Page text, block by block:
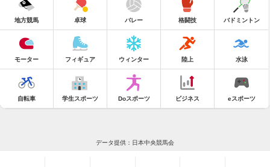
地方競馬 卓球 バレー 格闘技 バドミントン
モーター フィギュア ウィンター 陸上 水泳
自転車 学生スポーツ Doスポーツ ビジネス eスポーツ
データ提供：日本中央競馬会